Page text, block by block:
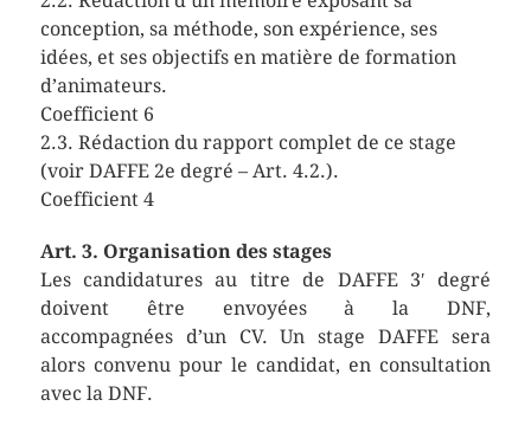
conception, sa méthode, son expérience, ses
idées, et ses objectifs en matière de formation
d’animateurs.
Coefficient 6
2.3. Rédaction du rapport complet de ce stage
(voir DAFFE 2e degré – Art. 4.2.).
Coefficient 4
Art. 3. Organisation des stages
Les candidatures au titre de DAFFE 3′ degré
doivent être envoyées à la DNF,
accompagnées d’un CV. Un stage DAFFE sera
alors convenu pour le candidat, en consultation
avec la DNF.